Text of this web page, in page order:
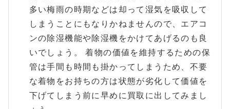
多い梅雨の時期などは却って湿気を吸収して
しまうことにもなりかねませんので、エアコ
ンの除湿機能や除湿機をかけてあげるのも良
いでしょう。 着物の価値を維持するための保
管は手間も時間も掛かってしまうため、不要
な着物をお持ちの方は状態が劣化して価値を
下げてしまう前に早めに買取に出してみまし